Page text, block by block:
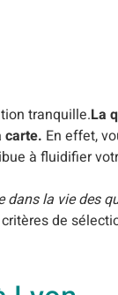
tranquille.La
carte. En effet,
à fluidifier
dans la vie des
de